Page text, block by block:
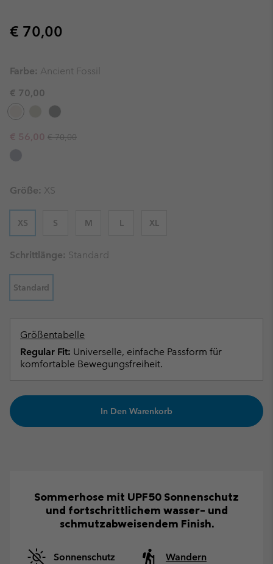
Regular price:
€ 70,00
Farbe: Ancient Fossil
€ 70,00
Sale price:
€ 56,00 Regular price:
€ 70,00
Größe: XS
XS S M L XL
Schrittlänge: Standard
Standard
Größentabelle
Regular Fit: Universelle, einfache Passform für
komfortable Bewegungsfreiheit.
In Den Warenkorb
Sommerhose mit UPF50 Sonnenschutz
und fortschrittlichem wasser- und
schmutzabweisendem Finish.
Sonnenschutz Wandern